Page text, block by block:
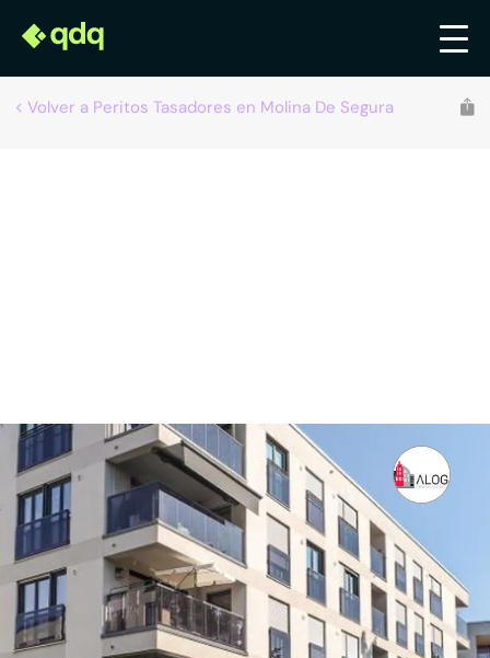
Volver a Peritos Tasadores en Molina De Segura
ALOGA
Peritos tasadores
Calle Triunfo 118, 30500, Molina de Segura, Murcia
VISITAR WEB CÓMO LLEGAR
Llamar ahora